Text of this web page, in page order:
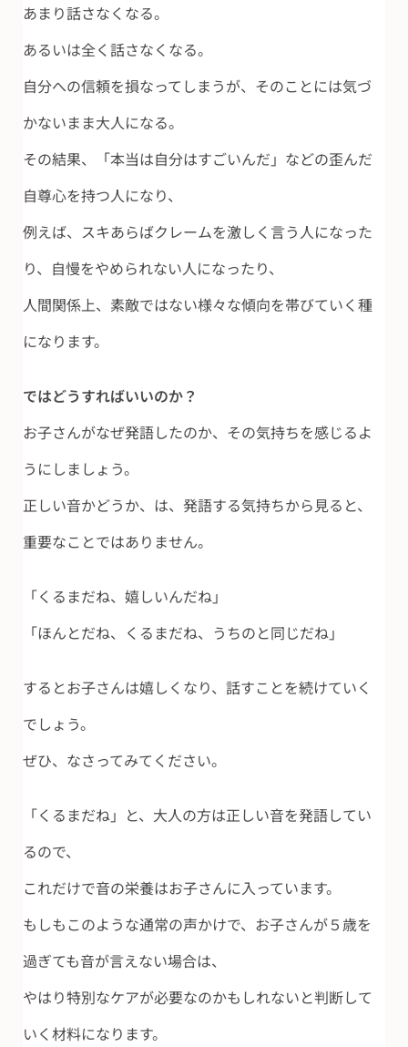
あまり話さなくなる。
あるいは全く話さなくなる。
自分への信頼を損なってしまうが、そのことには気づ
かないまま大人になる。
その結果、「本当は自分はすごいんだ」などの歪んだ
自尊心を持つ人になり、
例えば、スキあらばクレームを激しく言う人になった
り、自慢をやめられない人になったり、
人間関係上、素敵ではない様々な傾向を帯びていく種
になります。
ではどうすればいいのか？
お子さんがなぜ発語したのか、その気持ちを感じるよ
うにしましょう。
正しい音かどうか、は、発語する気持ちから見ると、
重要なことではありません。
「くるまだね、嬉しいんだね」
「ほんとだね、くるまだね、うちのと同じだね」
するとお子さんは嬉しくなり、話すことを続けていく
でしょう。
ぜひ、なさってみてください。
「くるまだね」と、大人の方は正しい音を発語してい
るので、
これだけで音の栄養はお子さんに入っています。
もしもこのような通常の声かけで、お子さんが５歳を
過ぎても音が言えない場合は、
やはり特別なケアが必要なのかもしれないと判断して
いく材料になります。